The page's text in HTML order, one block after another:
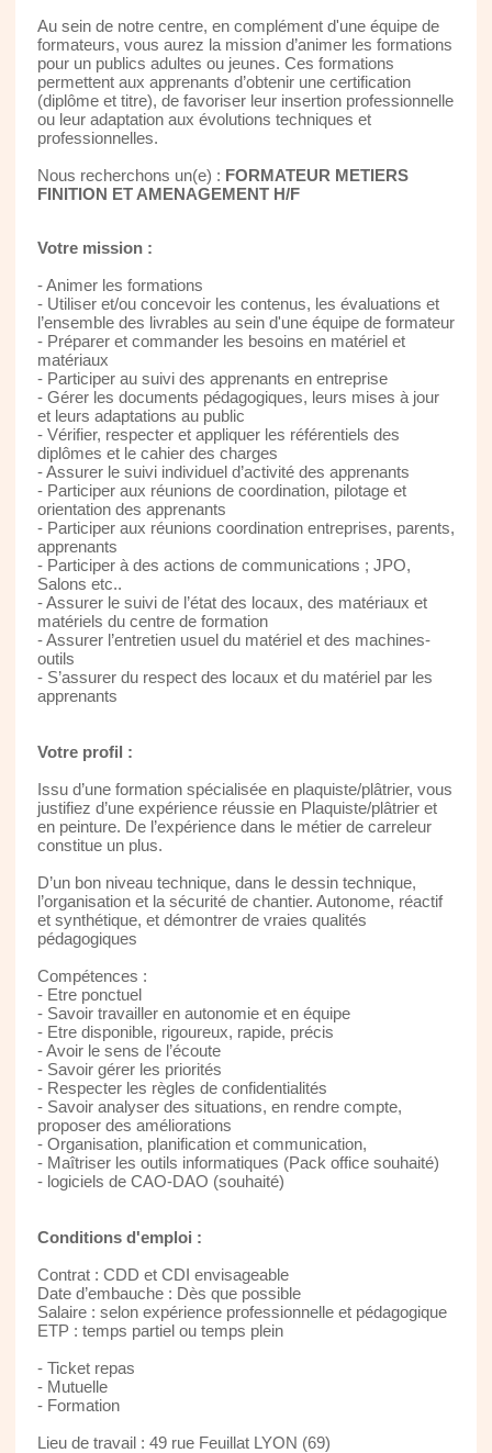
Au sein de notre centre, en complément d'une équipe de
formateurs, vous aurez la mission d’animer les formations
pour un publics adultes ou jeunes. Ces formations
permettent aux apprenants d’obtenir une certification
(diplôme et titre), de favoriser leur insertion professionnelle
ou leur adaptation aux évolutions techniques et
professionnelles.
Nous recherchons un(e) : FORMATEUR METIERS
FINITION ET AMENAGEMENT H/F
Votre mission :
- Animer les formations
- Utiliser et/ou concevoir les contenus, les évaluations et
l’ensemble des livrables au sein d'une équipe de formateur
- Préparer et commander les besoins en matériel et
matériaux
- Participer au suivi des apprenants en entreprise
- Gérer les documents pédagogiques, leurs mises à jour
et leurs adaptations au public
- Vérifier, respecter et appliquer les référentiels des
diplômes et le cahier des charges
- Assurer le suivi individuel d’activité des apprenants
- Participer aux réunions de coordination, pilotage et
orientation des apprenants
- Participer aux réunions coordination entreprises, parents,
apprenants
- Participer à des actions de communications ; JPO,
Salons etc..
- Assurer le suivi de l’état des locaux, des matériaux et
matériels du centre de formation
- Assurer l’entretien usuel du matériel et des machines-
outils
- S’assurer du respect des locaux et du matériel par les
apprenants
Votre profil :
Issu d’une formation spécialisée en plaquiste/plâtrier, vous
justifiez d’une expérience réussie en Plaquiste/plâtrier et
en peinture. De l’expérience dans le métier de carreleur
constitue un plus.
D’un bon niveau technique, dans le dessin technique,
l’organisation et la sécurité de chantier. Autonome, réactif
et synthétique, et démontrer de vraies qualités
pédagogiques
Compétences :
- Etre ponctuel
- Savoir travailler en autonomie et en équipe
- Etre disponible, rigoureux, rapide, précis
- Avoir le sens de l’écoute
- Savoir gérer les priorités
- Respecter les règles de confidentialités
- Savoir analyser des situations, en rendre compte,
proposer des améliorations
- Organisation, planification et communication,
- Maîtriser les outils informatiques (Pack office souhaité)
- logiciels de CAO-DAO (souhaité)
Conditions d'emploi :
Contrat : CDD et CDI envisageable
Date d’embauche : Dès que possible
Salaire : selon expérience professionnelle et pédagogique
ETP : temps partiel ou temps plein
- Ticket repas
- Mutuelle
- Formation
Lieu de travail : 49 rue Feuillat LYON (69)